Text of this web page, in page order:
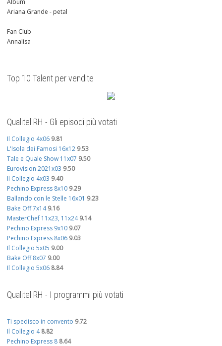
Ariana Grande - petal
Fan Club
Annalisa
Top 10 Talent per vendite
Qualitel RH - Gli episodi più votati
Il Collegio 4x06 9.81
L'Isola dei Famosi 16x12 9.53
Tale e Quale Show 11x07 9.50
Eurovision 2021x03 9.50
Il Collegio 4x03 9.40
Pechino Express 8x10 9.29
Ballando con le Stelle 16x01 9.23
Bake Off 7x14 9.16
MasterChef 11x23, 11x24 9.14
Pechino Express 9x10 9.07
Pechino Express 8x06 9.03
Il Collegio 5x05 9.00
Bake Off 8x07 9.00
Il Collegio 5x06 8.84
Qualitel RH - I programmi più votati
Ti spedisco in convento 9.72
Il Collegio 4 8.82
Pechino Express 8 8.64